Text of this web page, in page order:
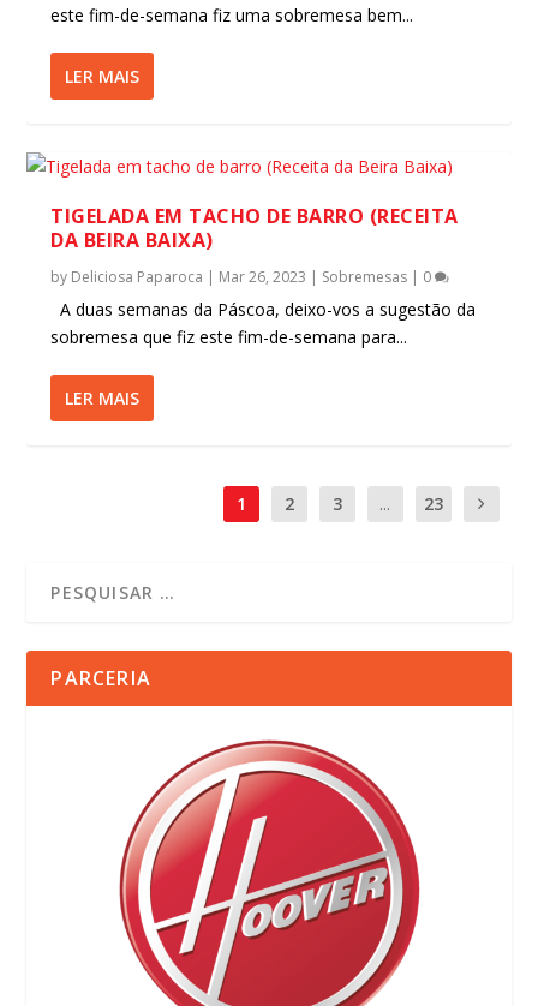
este fim-de-semana fiz uma sobremesa bem...
LER MAIS
TIGELADA EM TACHO DE BARRO (RECEITA
DA BEIRA BAIXA)
by Deliciosa Paparoca | Mar 26, 2023 | Sobremesas | 0
A duas semanas da Páscoa, deixo-vos a sugestão da
sobremesa que fiz este fim-de-semana para...
LER MAIS
1 2 3 ... 23
PARCERIA